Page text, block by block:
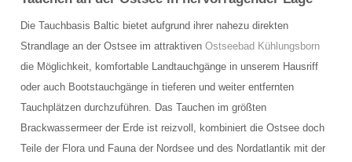
Termine Tauchausbildung
Anfrage Tauchausbildung
TAUCHCLUB BALTIC
Die Tauchbasis Baltic bietet aufgrund ihrer nahezu direkten
Strandlage an der Ostsee im attraktivenOstseebad Kühlungsborn
die Möglichkeit, komfortable Landtauchgänge in unserem Hausriff
oder auch Bootstauchgänge in tieferen und weiter entfernten
Tauchplätzen durchzuführen. Das Tauchen im größten
Brackwassermeer der Erde ist reizvoll, kombiniert die Ostsee doch
Teile der Flora und Fauna der Nordsee und des Nordatlantik mit der